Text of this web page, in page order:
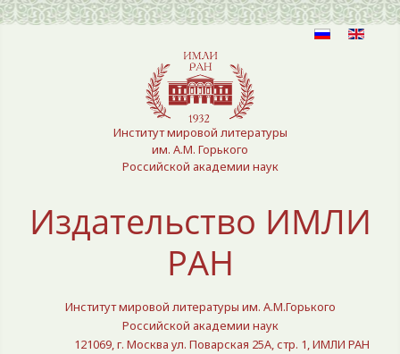
Выберите язык
Институт мировой литературы
им. А.М. Горького
Российской академии наук
Издательство ИМЛИ
РАН
Институт мировой литературы им. А.М.Горького
Российской академии наук
121069, г. Москва ул. Поварская 25A, стр. 1, ИМЛИ РАН